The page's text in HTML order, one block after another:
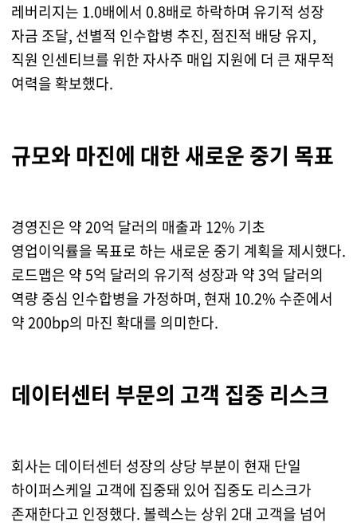
레버리지는 1.0배에서 0.8배로 하락하며 유기적 성장
자금 조달, 선별적 인수합병 추진, 점진적 배당 유지,
직원 인센티브를 위한 자사주 매입 지원에 더 큰 재무적
여력을 확보했다.
규모와 마진에 대한 새로운 중기 목표
경영진은 약 20억 달러의 매출과 12% 기초
영업이익률을 목표로 하는 새로운 중기 계획을 제시했다.
로드맵은 약 5억 달러의 유기적 성장과 약 3억 달러의
역량 중심 인수합병을 가정하며, 현재 10.2% 수준에서
약 200bp의 마진 확대를 의미한다.
데이터센터 부문의 고객 집중 리스크
회사는 데이터센터 성장의 상당 부분이 현재 단일
하이퍼스케일 고객에 집중돼 있어 집중도 리스크가
존재한다고 인정했다. 볼렉스는 상위 2대 고객을 넘어